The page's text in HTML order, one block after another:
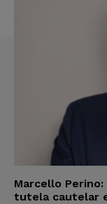
Marcello
tutela cautelar